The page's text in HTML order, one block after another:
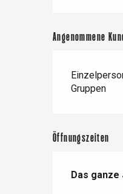
Angenommene
Gruppen
Öffnungszeiten
Das
Das